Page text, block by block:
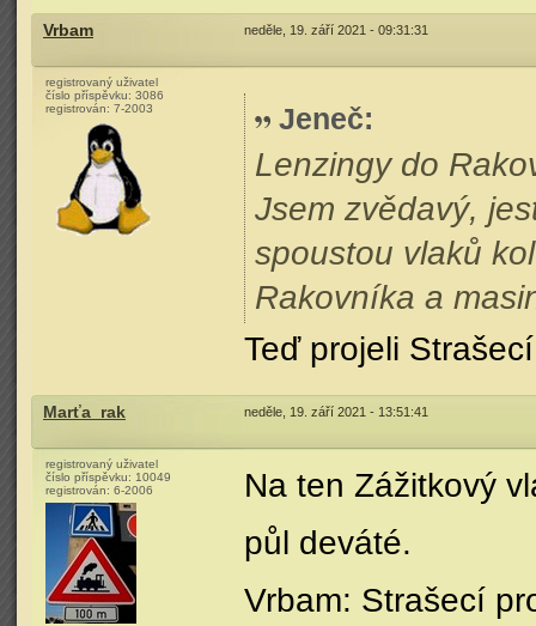
Vrbam neděle, 19. září 2021 - 09:31:31
registrovaný uživatel
číslo příspěvku: 3086
registrován: 7-2003 Jeneč:
Lenzingy do
Jsem zvědavý,
spoustou vlaků
Rakovníka a
Teď projeli Strašecí
Marťa_rak neděle, 19. září 2021 - 13:51:41
registrovaný uživatel
číslo příspěvku: 10049
registrován: 6-2006
Na ten Zážitkový
půl deváté.
Vrbam: Strašecí